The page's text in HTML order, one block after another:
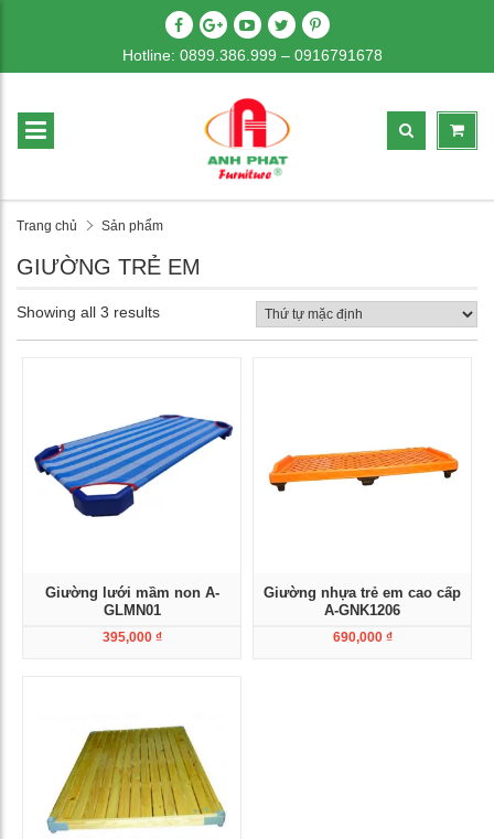
Hotline: 0899.386.999 – 0916791678
Trang chủ Sản phẩm
GIƯỜNG TRẺ EM
Showing all 3 results
Giường lưới mầm non A-
GLMN01
395,000 ₫
Giường nhựa trẻ em cao cấp
A-GNK1206
690,000 ₫